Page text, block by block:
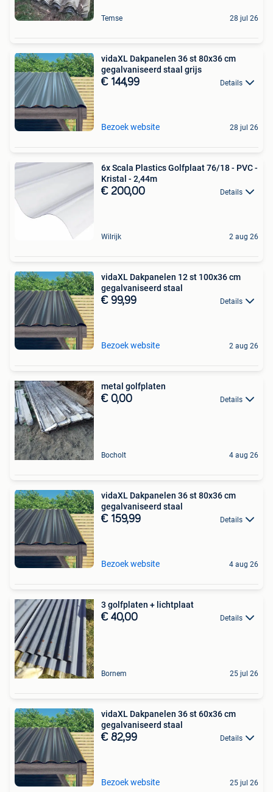
Temse 28 jul 26
vidaXL Dakpanelen 36 st 80x36 cm
gegalvaniseerd staal grijs
€ 144,99 Details
Bezoek website 28 jul 26
6x Scala Plastics Golfplaat 76/18 - PVC -
Kristal - 2,44m
€ 200,00 Details
Wilrijk 2 aug 26
vidaXL Dakpanelen 12 st 100x36 cm
gegalvaniseerd staal
€ 99,99 Details
Bezoek website 2 aug 26
metal golfplaten
€ 0,00 Details
Bocholt 4 aug 26
vidaXL Dakpanelen 36 st 80x36 cm
gegalvaniseerd staal
€ 159,99 Details
Bezoek website 4 aug 26
3 golfplaten + lichtplaat
€ 40,00 Details
Bornem 25 jul 26
vidaXL Dakpanelen 36 st 60x36 cm
gegalvaniseerd staal
€ 82,99 Details
Bezoek website 25 jul 26